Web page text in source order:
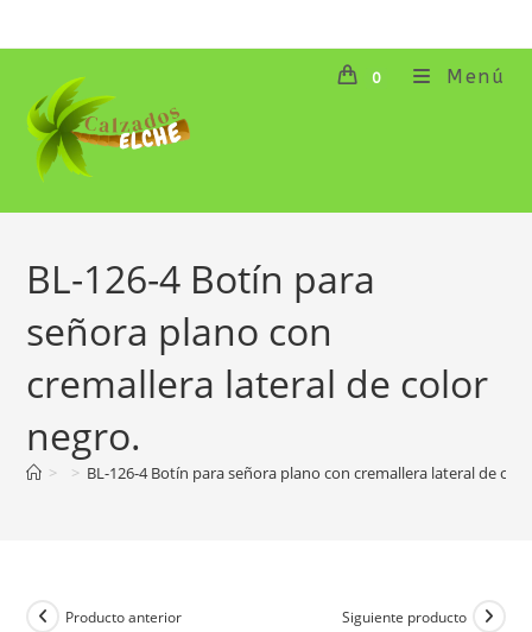
al
contenido
0 Menú
BL-126-4 Botín para
señora plano con
cremallera lateral de color
negro.
> > BL-126-4 Botín para señora plano con cremallera lateral de
Producto anterior Siguiente producto